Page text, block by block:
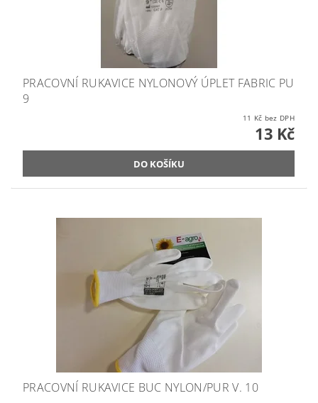
PRACOVNÍ RUKAVICE NYLONOVÝ ÚPLET FABRIC PU
9
11 Kč bez DPH
13 Kč
PRACOVNÍ RUKAVICE BUC NYLON/PUR V. 10